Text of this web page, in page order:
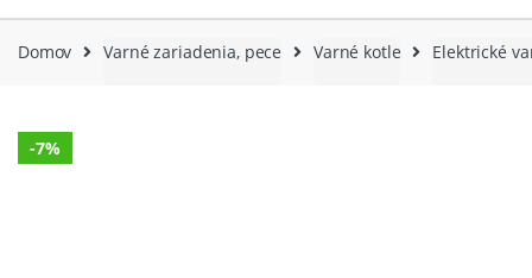
Domov Varné zariadenia, pece Varné kotle Elektrické
-7%